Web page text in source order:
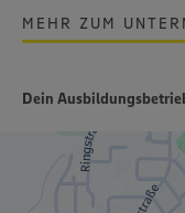
MEHR ZUM
Dein